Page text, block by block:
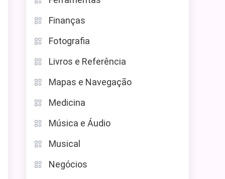
Finanças
Fotografia
Livros e Referência
Mapas e Navegação
Medicina
Música e Áudio
Musical
Negócios